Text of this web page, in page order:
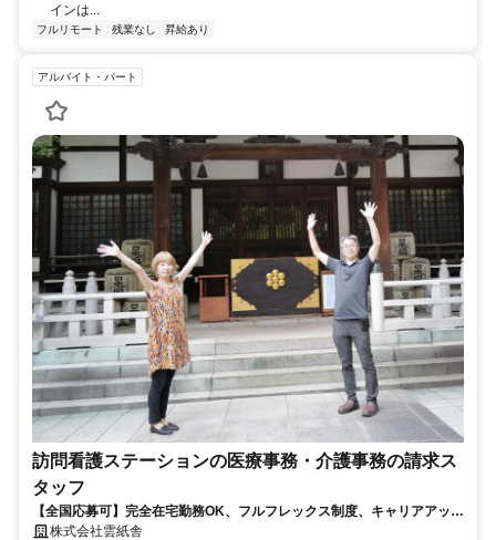
インは...
フルリモート 残業なし 昇給あり
アルバイト・パート
訪問看護ステーションの医療事務・介護事務の請求ス
タッフ
【全国応募可】完全在宅勤務OK、フルフレックス制度、キャリアアップ
可のお仕事です！
株式会社雲紙舎